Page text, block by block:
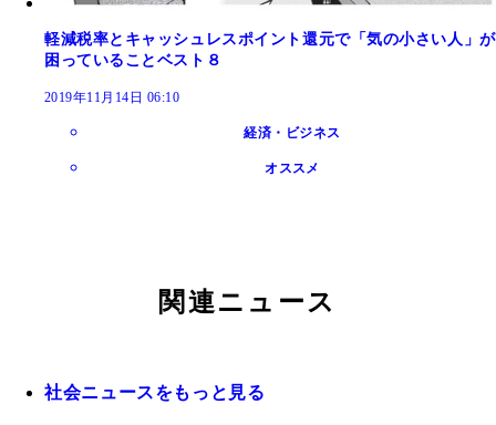
軽減税率とキャッシュレスポイント還元で「気の小さい人」が
困っていることベスト８
2019年11月14日 06:10
経済・ビジネス
オススメ
関連ニュース
社会ニュースをもっと見る